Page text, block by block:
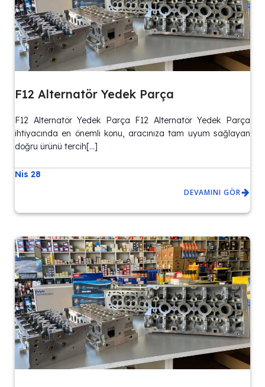
F12 Alternatör Yedek Parça
F12 Alternatör Yedek Parça F12 Alternatör Yedek Parça
ihtiyacında en önemli konu, aracınıza tam uyum sağlayan
doğru ürünü tercih[…]
Nis 28
DEVAMINI GÖR